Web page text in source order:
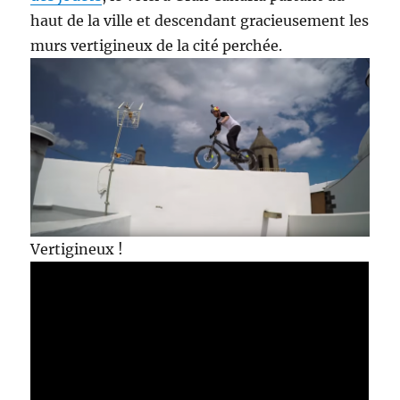
haut de la ville et descendant gracieusement les
murs vertigineux de la cité perchée.
Vertigineux !